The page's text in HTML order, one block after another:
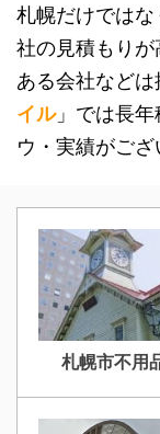
札幌だけでは
社の見積もり
ある会社などは
イル」では長
ウ・実績がござ
札幌市不用